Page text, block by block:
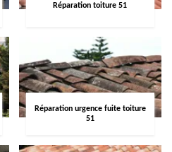
Réparation toiture 51
Réparation urgence fuite toiture
51